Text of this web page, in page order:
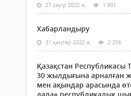
27 сәуір 2022 ж. 1 901
Хабарландыру
31 қаңтар 2022 ж. 2 256
Қазақстан Республикасы
30 жылдығына арналған
мен ақындар арасында
дала» республикалық